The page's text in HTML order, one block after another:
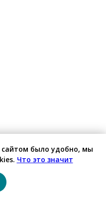
было удобно, мы
Что это значит